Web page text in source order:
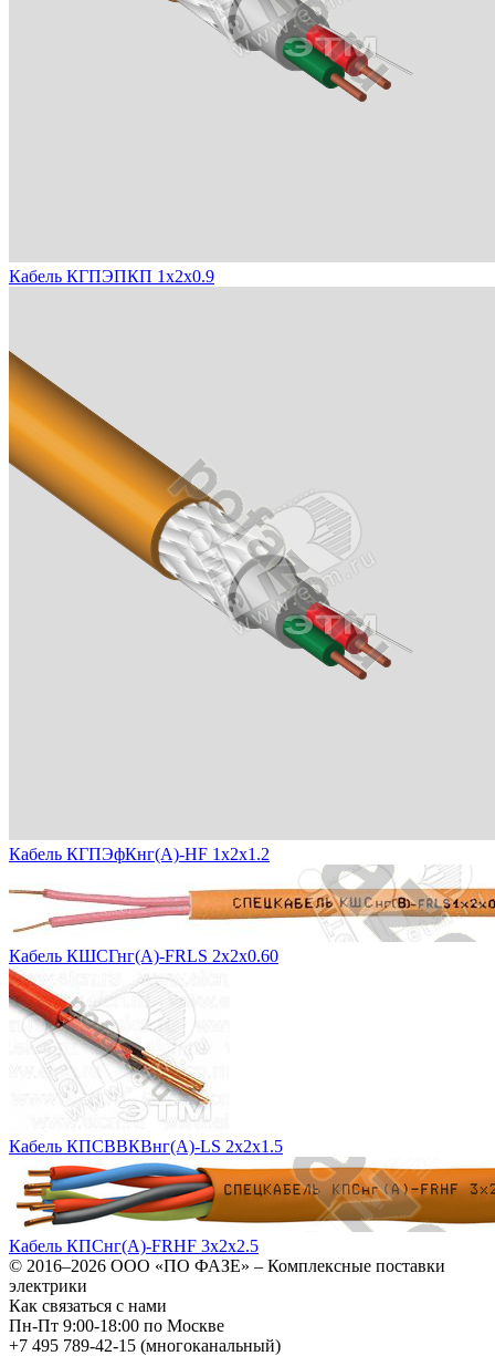
Кабель КГПЭПКП 1х2х0.9
Кабель КГПЭфКнг(А)-HF 1х2х1.2
Кабель КШСГнг(А)-FRLS 2x2x0.60
Кабель КПСВВКВнг(А)-LS 2x2x1.5
Кабель КПСнг(А)-FRHF 3х2х2.5
© 2016–2026 ООО «ПО ФАЗЕ» – Комплексные поставки
электрики
Как связаться с нами
Пн-Пт 9:00-18:00 по Москве
+7 495 789-42-15 (многоканальный)